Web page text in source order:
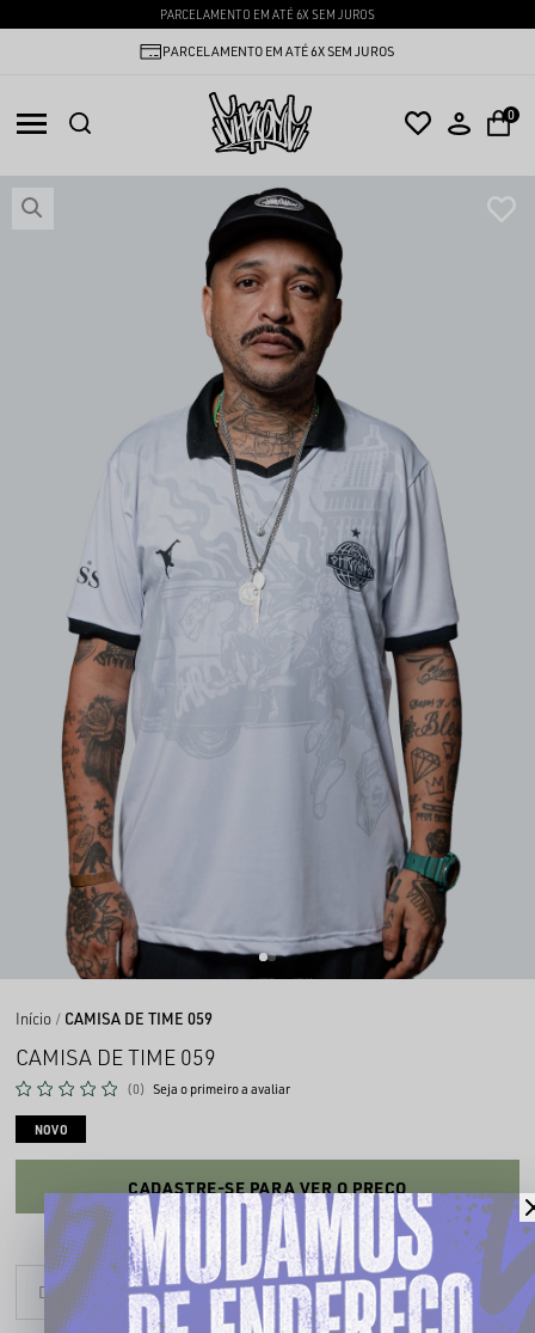
PARCELAMENTO EM ATÉ 6X SEM JUROS
PARCELAMENTO EM ATÉ 6X SEM JUROS
0
Início CAMISA DE TIME 059
CAMISA DE TIME 059
(0) Seja o primeiro a avaliar
NOVO
CADASTRE-SE PARA VER O PREÇO